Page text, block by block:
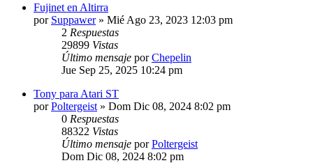
Fujinet en Altirra
por Suppawer» Mié Ago 23, 2023 12:03 pm
2 Respuestas
29899 Vistas
Último mensaje porChepelin
Jue Sep 25, 2025 10:24 pm
Tony para Atari ST
porPoltergeist » Dom Dic 08, 2024 8:02 pm
0 Respuestas
88322 Vistas
Último mensaje porPoltergeist
Dom Dic 08, 2024 8:02 pm